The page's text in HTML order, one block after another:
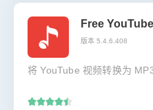
Free
版本 5.4.6.408
将 YouTube 视频转换为